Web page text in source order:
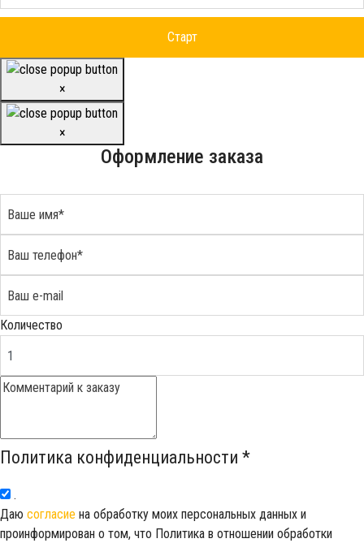
×
×
Оформление заказа
Количество
Политика конфиденциальности *
.
Даю согласие на обработку моих персональных данных и
проинформирован о том, что Политика в отношении обработки